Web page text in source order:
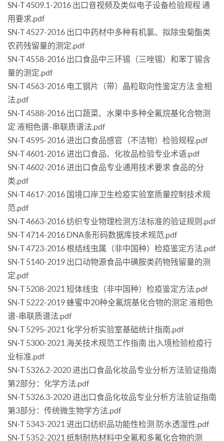
SN-T 4509.1-2016 出口音视频及类似电子设备检验规程 通
用要求.pdf
SN-T 4527-2016 出口中药材中多种有机氯、拟除虫菊酯类
农药残留量的测定.pdf
SN-T 4558-2016 出口食品中三环锡（三唑锡）和苯丁锡含
量的测定.pdf
SN-T 4563-2016 电工钢片（带）晶粒取向性鉴定方法 金相
法.pdf
SN-T 4588-2016 出口蔬菜、水果中多种全氟烷基化合物测
定 液相色谱-串联质谱法.pdf
SN-T 4595-2016 进出口食品感官（不洁物）检验规程.pdf
SN-T 4601-2016 进出口食品、化妆品检验专业术语.pdf
SN-T 4602-2016 进出口食品专业通用技术要求 食品的分
类.pdf
SN-T 4617-2016 国境口岸卫生检疫实验室质量控制技术规
范.pdf
SN-T 4663-2016 纺织专业物理检测方法标准的验证规则.pdf
SN-T 4714-2016 DNA条形码数据库技术规范.pdf
SN-T 4723-2016 根结线虫属（非中国种）检疫鉴定方法.pdf
SN-T 5140-2019 出口动物源食品中磺胺类药物残留量的测
定.pdf
SN-T 5208-2021 短体线虫（非中国种）检疫鉴定方法.pdf
SN-T 5222-2019 蜂蜜中20种全氟烷基化合物的测定 液相色
谱-串联质谱法.pdf
SN-T 5295-2021 化学分析实验室基础统计指南.pdf
SN-T 5300-2021 海关技术规范工作指南 出入境检验检疫行
业标准.pdf
SN-T 5326.2-2020 进出口食品化妆品专业分析方法验证指南
第2部分：化学方法.pdf
SN-T 5326.3-2020 进出口食品化妆品专业分析方法验证指南
第3部分：传统微生物学方法.pdf
SN-T 5343-2021 进出口纺织品功能性检测 防水透湿性.pdf
SN-T 5352-2021 纸制耐热材料中全氟和多氟化合物的测